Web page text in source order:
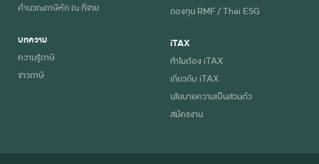
คำนวณภาษีหัก ณ ที่จ่าย
บทความ
ความรู้ภาษี
ข่าวภาษี
กองทุน RMF / Thai ESG
iTAX
ทำไมต้อง iTAX
เกี่ยวกับ iTAX
นโยบายความเป็นส่วนตัว
สมัครงาน